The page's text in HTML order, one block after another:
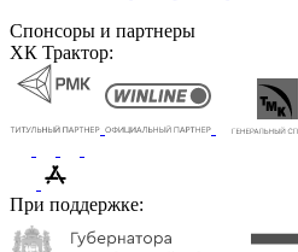
Спонсоры и партнеры
ХК Трактор:
При поддержке: